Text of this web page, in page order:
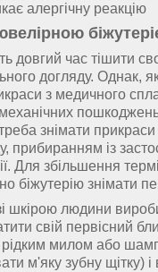
алергічну реакцію
довгий час тішити
догляду. Однак,
з медичного
знімати
прибиранням із
Для збільшення
біжутерію знімати
шкірою людини
свій первісний
рідким милом або
м'яку зубну щітку) і